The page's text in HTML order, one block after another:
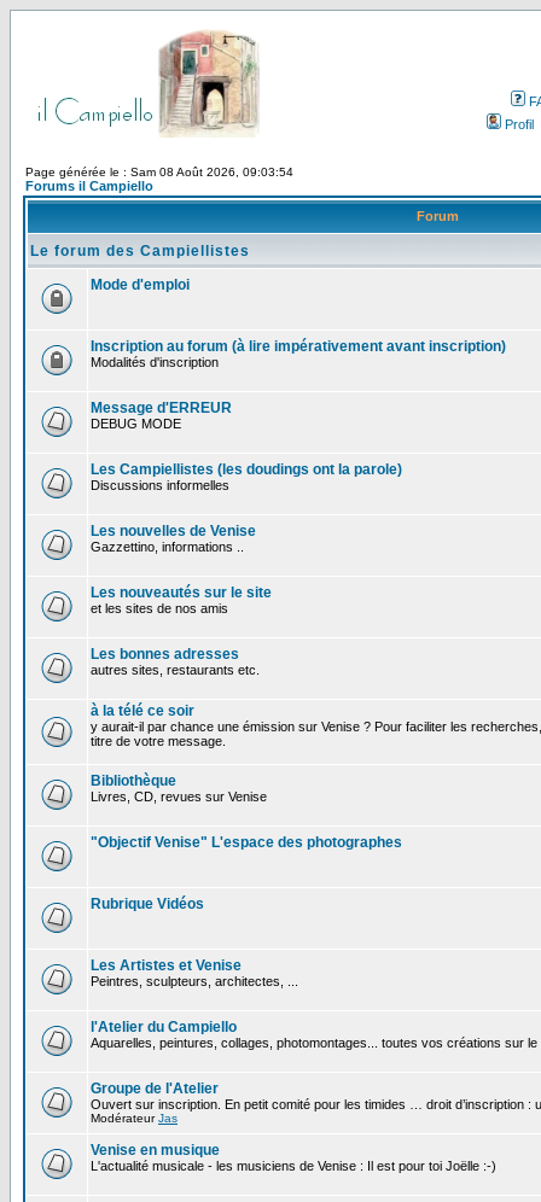
Profil
Page générée le : Sam 08 Août 2026, 09:03:54
Forums il Campiello
Forum
Le forum des Campiellistes
Mode d'emploi
Inscription au forum (à lire impérativement avant inscription)
Modalités d'inscription
Message d'ERREUR
DEBUG MODE
Les Campiellistes (les doudings ont la parole)
Discussions informelles
Les nouvelles de Venise
Gazzettino, informations ..
Les nouveautés sur le site
et les sites de nos amis
Les bonnes adresses
autres sites, restaurants etc.
à la télé ce soir
y aurait-il par chance une émission sur Venise ? Pour faciliter les
titre de votre message.
Bibliothèque
Livres, CD, revues sur Venise
"Objectif Venise" L'espace des photographes
Rubrique Vidéos
Les Artistes et Venise
Peintres, sculpteurs, architectes, ...
l'Atelier du Campiello
Aquarelles, peintures, collages, photomontages... toutes vos créations sur le
Groupe de l'Atelier
Ouvert sur inscription. En petit comité pour les timides … droit d’inscription :
ModérateurJas
Venise en musique
L'actualité musicale - les musiciens de Venise : Il est pour toi Joëlle :-)